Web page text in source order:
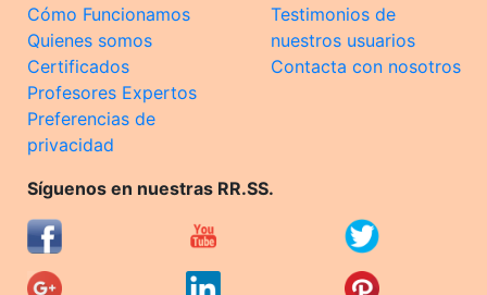
Cómo Funcionamos
Quienes somos
Certificados
Profesores Expertos
Preferencias de
privacidad
Testimonios de
nuestros usuarios
Contacta con nosotros
Síguenos en nuestras RR.SS.